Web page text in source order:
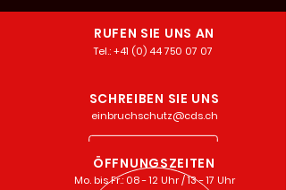
RUFEN SIE UNS AN
Tel.: +41 (0) 44 750 07 07
SCHREIBEN SIE UNS
einbruchschutz@cds.ch
ÖFFNUNGSZEITEN
Mo. bis Fr.: 08 - 12 Uhr / 13 - 17 Uhr